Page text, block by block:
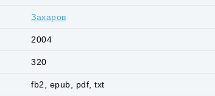
Захаров
2004
320
fb2, epub, pdf, txt